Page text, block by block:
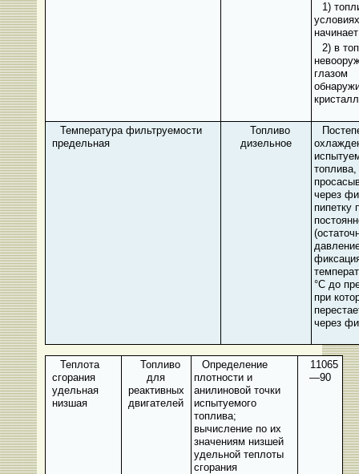
1)
2) в
глазом
Температура фильтруемости
предельная
Топливо
дизельное
топлива,
через
пипетку
°С до
при
через
Теплота
сгорания
удельная
низшая
Топливо
для
реактивных
двигателей
Определение
плотности и
анилиновой точки
испытуемого
топлива;
вычисление по их
значениям низшей
удельной теплоты
сгорания
11065
—90